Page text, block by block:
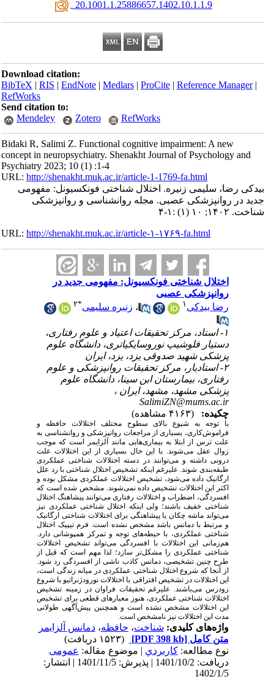
‎ 20.1001.1.25886657.1402.10.1.1.9
Download citation:
BibTeX|RIS|EndNote|Medlars|ProCite|Reference Manager
RefWorks
Send citation to:
Mendeley
Zotero RefWorks
Bidaki R, Salimi Z. Functional cognitive impairment: A new
concept in neuropsychiatry. Shenakht Journal of Psychology and
Psychiatry 2023; 10 (1) :1-4
URL:http://shenakht.muk.ac.ir/article-1-1769-fa.html
بیدکی رضا، سلیمی زنیره. اختلال شناختی فونکسیونل: مفهومی
جدید در روانپزشکی عصبی. مجله روانشناسی و روانپزشکی
شناخت. ۱۴۰۲; ۱۰ (۱) :۱-۴
URL:http://shenakht.muk.ac.ir/article-۱-۱۷۶۹-fa.html
اختلال شناختی فونکسیونل: مفهومی جدید در
روانپزشکی عصبی
رضا بیدکی
،زنیره سلیمی ۲
۱- استاد، مرکز تحقیقات اعتیاد و علوم رفتاری،
دستیار فلوشیپ نوروسایکیاتری، دانشگاه علوم
پزشکی شهید صدوقی یزد، یزد، ایران
۲- استادیار، مرکز تحقیقات روانپزشکی و علوم
رفتاری، بیمارستان ابن سینا، دانشگاه علوم
پزشکی مشهد، مشهد، ایران ،
SalimiZN@mums.ac.ir
چکیده:
با توجه به شیوع بالای سطوح مختلف اختلالات حافظه و
فراموش‌کاری، بسیاری از مراجعات روانپزشکی و روانشناسی به
علت ترس از ابتلا به بیماری­‌هایی مانند آلزایمر است که موجب
زوال عقل می­‌شوند. با این حال بسیاری از این اختلالات علت
درونی داشته و می‌توانند در دسته اختلالات شناختی عملکردی
طبقه‌بندی شوند. علیرغم اینکه تشخیص اختلال شناختی با رد علل
ارگانیک داده می­‌شود، تشخیص اختلالات عملکردی مشکل بوده و
اکثر این اختلالات تشخیص داده نمی­‌شوند. مشخص شده است که
افسردگی، اضطراب و اختلالات رفتاری می‌توانند پیشاهنگ اختلال
شناختی خفیف باشند؛ ولی اینکه اختلال شناختی عملکردی نیز
می­‌تواند ماشه چکان یا پیشاهنگی برای اختلالات شناختی ارگانیک
و مرتبط با دمانس باشد مشخص نشده است. فرم تیپیک اختلال
شناختی عملکردی، با حیطه‌های توجه و تمرکز همپوشانی دارد.
هم‌زمانی این اختلالات با افسردگی می‌تواند تشخیص اختلالات
شناختی عملکردی را مشکل‌­تر سازد؛ لذا مهم است که قبل از
طرح چنین تشخیصی، دمانس کاذب ناشی از افسردگی رد شود.
از آنجا که شروع اختلال شناختی عملکردی در میانه زندگی است،
این اختلالات در تشخیص افتراقی با اختلالات نورودژنراتیو با شروع
زودرس می­‌باشند. علیرغم تحقیقات فراوان در زمینه تشخیص
اختلالات شناختی عملکردی، هنوز معیارهای قطعی برای تشخیص
این اختلالات مشخص نشده است و همچنین پیش‌آگهی طولانی
مدت این اختلالات نیز نامشخص است.
واژه‌های کلیدی:شناخت،حافظه،دمانس آلزایمر
متن کامل[PDF 398 kb]
نوع مطالعه:كاربردي| موضوع مقاله:عمومى
دریافت: 1401/10/2 | پذیرش: 1401/11/5 | انتشار:
1402/1/5